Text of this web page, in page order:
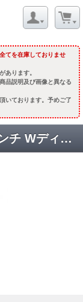
てを在庫しておりませ
あります。
品説明及び画像と異なる
いております。予めご了
ガスガン : COLT アナコンダ 6インチ WディープブラックABS【木製グリップ】 [品切中.再生産待ち]